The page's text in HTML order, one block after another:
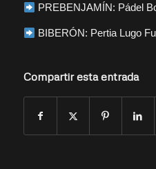
PREBENJAMÍN: Pádel
BIBERÓN: Pertia Lugo
Compartir esta entrada